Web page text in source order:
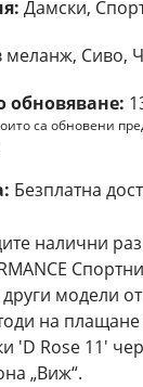
Дамски,
меланж, Сиво,
обновяване:
са обновени
Безплатна
налични
модели
на плащане
'D Rose 11'
„Виж“.